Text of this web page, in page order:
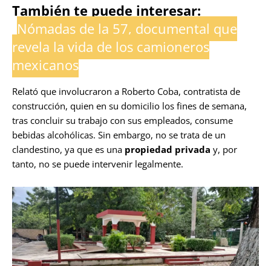
También te puede interesar:
Nómadas de la 57, documental que
revela la vida de los camioneros
mexicanos
Relató que involucraron a Roberto Coba, contratista de
construcción, quien en su domicilio los fines de semana,
tras concluir su trabajo con sus empleados, consume
bebidas alcohólicas. Sin embargo, no se trata de un
clandestino, ya que es una propiedad privada y, por
tanto, no se puede intervenir legalmente.